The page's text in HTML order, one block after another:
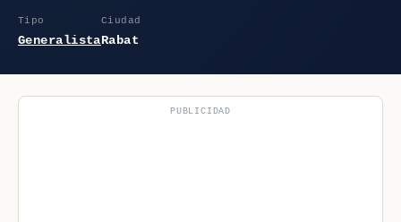
Tipo
Generalista
Ciudad
Rabat
PUBLICIDAD